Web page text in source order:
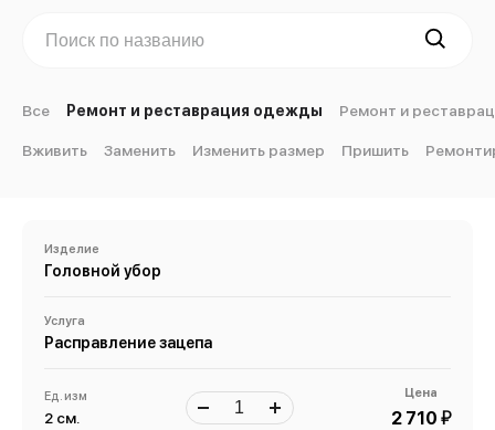
Все Ремонт и реставрация одежды Ремонт и
Вживить Заменить Изменить размер Пришить
Изделие
Головной убор
Услуга
Расправление зацепа
Ед. изм
2 см.
Цена
2 710 й